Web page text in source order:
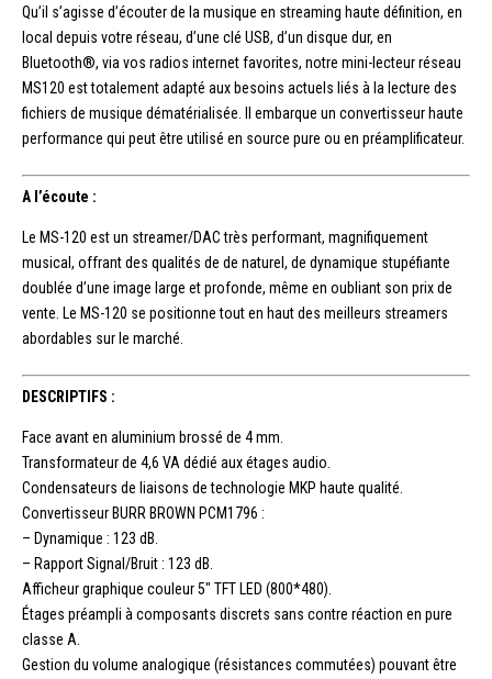
Qu’il s’agisse d’écouter de la musique en streaming haute définition, en
local depuis votre réseau, d’une clé USB, d’un disque dur, en
Bluetooth®, via vos radios internet favorites, notre mini-lecteur réseau
MS120 est totalement adapté aux besoins actuels liés à la lecture des
fichiers de musique dématérialisée. Il embarque un convertisseur haute
performance qui peut être utilisé en source pure ou en préamplificateur.
A l’écoute :
Le MS-120 est un streamer/DAC très performant, magnifiquement
musical, offrant des qualités de de naturel, de dynamique stupéfiante
doublée d’une image large et profonde, même en oubliant son prix de
vente. Le MS-120 se positionne tout en haut des meilleurs streamers
abordables sur le marché.
DESCRIPTIFS :
Face avant en aluminium brossé de 4 mm.
Transformateur de 4,6 VA dédié aux étages audio.
Condensateurs de liaisons de technologie MKP haute qualité.
Convertisseur BURR BROWN PCM1796 :
– Dynamique : 123 dB.
– Rapport Signal/Bruit : 123 dB.
Afficheur graphique couleur 5″ TFT LED (800*480).
Étages préampli à composants discrets sans contre réaction en pure
classe A.
Gestion du volume analogique (résistances commutées) pouvant être